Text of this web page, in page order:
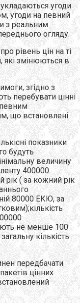
угоди
угоди на певний
з реальним
огляду.
рівень цін на ті
які змінюються в
згідно з
перебувати цінні
що встановлені
показники
будуть
величину
400000
рік ( за кожний рік
80000 ЕКЮ, за
не менше 100
кількість
передбачати
цінних